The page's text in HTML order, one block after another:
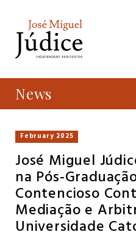
News
February 2025
José Miguel
na Pós-
Contencioso
Mediação e
Universidade